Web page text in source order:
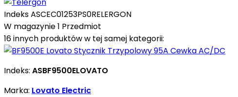
IndeksASCEC01253PS0RELERGON
W magazynie1 Przedmiot
16 innych produktów w tej samej kategorii:
Indeks: ASBF9500ELOVATO
Marka: Lovato Electric